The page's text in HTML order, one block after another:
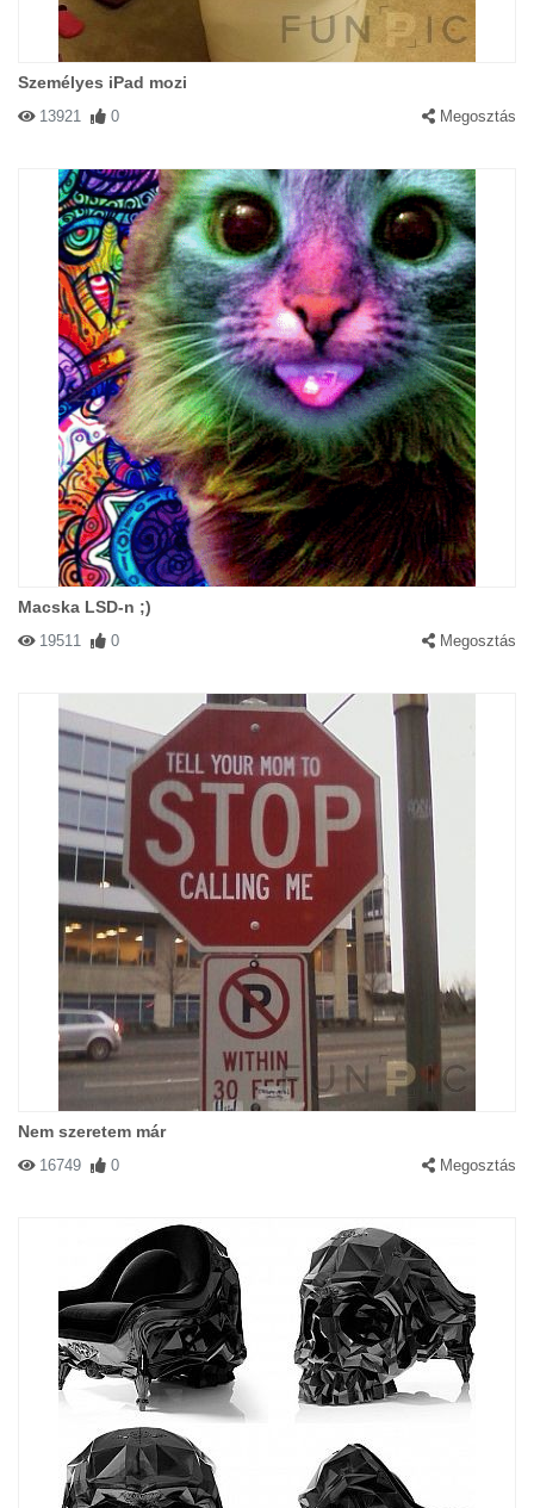
Személyes iPad mozi
13921 0 Megosztás
Macska LSD-n ;)
19511 0 Megosztás
Nem szeretem már
16749 0 Megosztás